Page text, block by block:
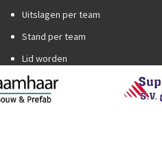
Uitslagen per team
Stand per team
Lid worden
Internationaal jeugdtoernooi
Sponsor worden